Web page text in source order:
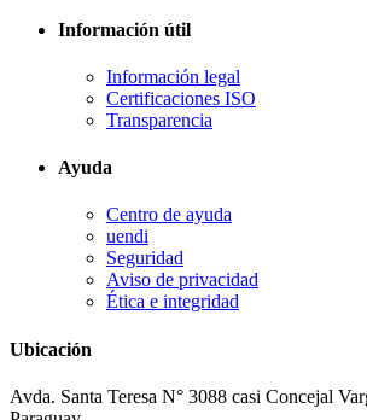
Información útil
Información legal
Certificaciones ISO
Transparencia
Ayuda
Centro de ayuda
uendi
Seguridad
Aviso de privacidad
Ética e integridad
Ubicación
Avda. Santa Teresa N° 3088 casi Concejal